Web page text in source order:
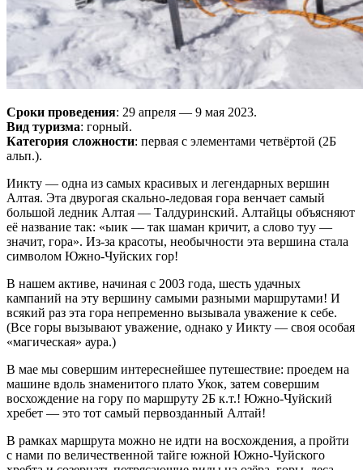
Сроки проведения: 29 апреля — 9 мая 2023.
Вид туризма: горный.
Категория сложности: первая с элементами четвёртой (2Б
альп.).
Иикту — одна из самых красивых и легендарных вершин
Алтая. Эта двурогая скально-ледовая гора венчает самый
большой ледник Алтая — Талдуринский. Алтайцы объясняют
её название так: «ыик — так шаман кричит, а слово туу —
значит, гора». Из-за красоты, необычности эта вершина стала
символом Южно-Чуйских гор!
В нашем активе, начиная с 2003 года, шесть удачных
кампаний на эту вершину самыми разными маршрутами! И
всякий раз эта гора непременно вызывала уважение к себе.
(Все горы вызывают уважение, однако у Иикту — своя особая
«магическая» аура.)
В мае мы совершим интереснейшее путешествие: проедем на
машине вдоль знаменитого плато Укок, затем совершим
восхождение на гору по маршруту 2Б к.т.! Южно-Чуйский
хребет — это тот самый первозданный Алтай!
В рамках маршрута можно не идти на восхождения, а пройти
с нами по величественной тайге южной Южно-Чуйского